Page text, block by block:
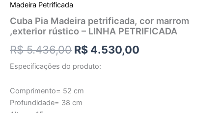
Madeira Petrificada
Cuba Pia Madeira petrificada, cor marrom
,exterior rústico – LINHA PETRIFICADA
R$5.436,00 R$ 4.530,00
Especificações do produto:
Comprimento= 52 cm
Profundidade= 38 cm